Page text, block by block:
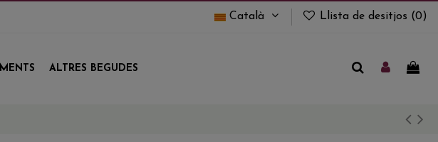
Català Llista de desitjos (0)
ALTRES BEGUDES